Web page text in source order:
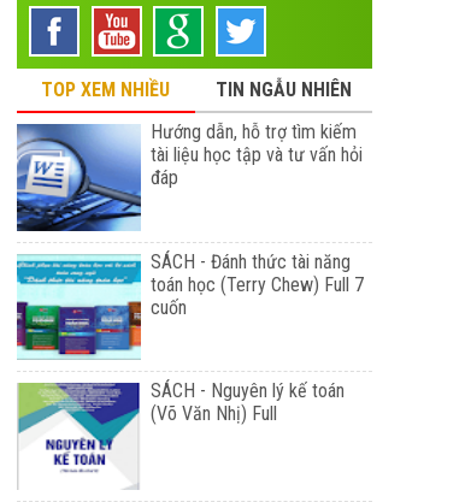
TOP XEM NHIỀU
TIN NGẪU NHIÊN
Hướng dẫn, hỗ trợ tìm kiếm
tài liệu học tập và tư vấn hỏi
đáp
SÁCH - Đánh thức tài năng
toán học (Terry Chew) Full 7
cuốn
SÁCH - Nguyên lý kế toán
(Võ Văn Nhị) Full